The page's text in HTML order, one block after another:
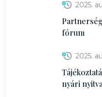
2025.
fórum
2025.
nyári